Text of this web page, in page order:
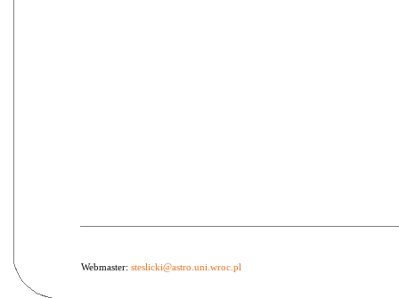
Webmaster: steslicki@astro.uni.wroc.pl